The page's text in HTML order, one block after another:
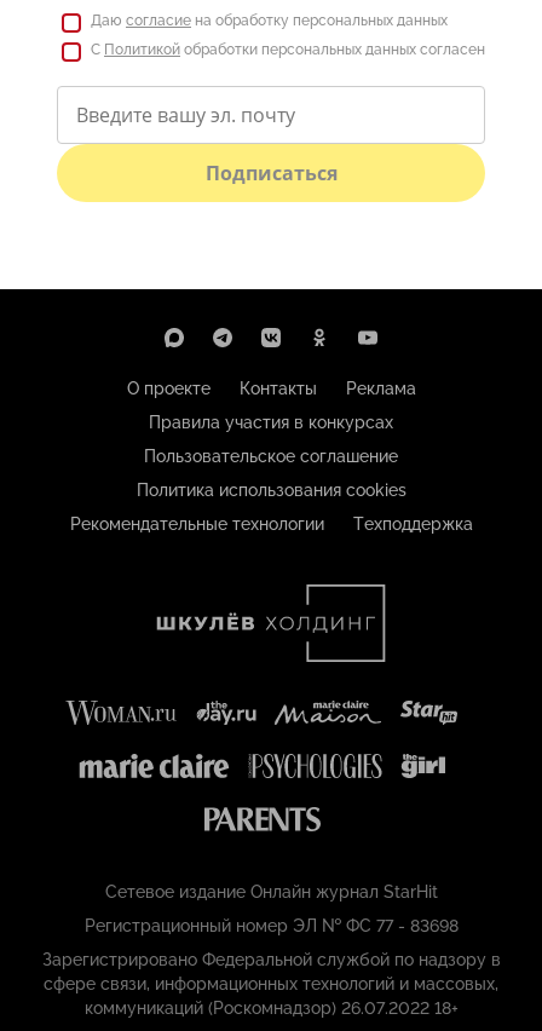
Даю согласие на обработку персональных данных
С Политикой обработки персональных данных согласен
Подписаться
О проекте Контакты
Реклама
Правила участия в конкурсах
Пользовательское соглашение
Политика использования cookies
Рекомендательные технологии
Техподдержка
Сетевое издание Онлайн журнал StarHit
Регистрационный номер ЭЛ № ФС 77 - 83698
Зарегистрировано Федеральной службой по надзору в
сфере связи, информационных технологий и массовых,
коммуникаций (Роскомнадзор) 26.07.2022 18+